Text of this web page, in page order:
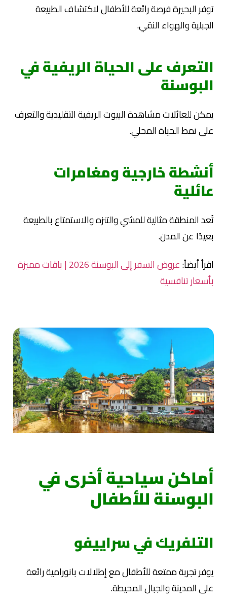
توفر البحيرة فرصة رائعة للأطفال لاكتشاف الطبيعة
الجبلية والهواء النقي.
التعرف على الحياة الريفية في
البوسنة
يمكن للعائلات مشاهدة البيوت الريفية التقليدية والتعرف
على نمط الحياة المحلي.
أنشطة خارجية ومغامرات
عائلية
تُعد المنطقة مثالية للمشي والتنزه والاستمتاع بالطبيعة
بعيدًا عن المدن.
اقرأ أيضاً:
عروض السفر إلى البوسنة 2026 | باقات مميزة
بأسعار تنافسية
أماكن سياحية أخرى في
البوسنة للأطفال
التلفريك في سراييفو
يوفر تجربة ممتعة للأطفال مع إطلالات بانورامية رائعة
على المدينة والجبال المحيطة.